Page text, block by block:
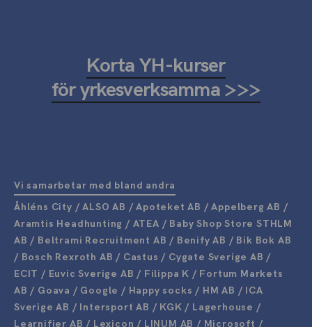
Korta YH-kurser
för yrkesverksamma >>>
Vi samarbetar med bland andra
Åhléns City / ALSO AB / Apoteket AB / Appelberg AB /
Aramtis Headhunting / ATEA / Baby Shop Store STHLM
AB / Beltrami Recruitment AB / Benify AB / Bik Bok AB
/ Bosch Rexroth AB / Castus / Cygate Sverige AB /
ECIT / Euvic Sverige AB / Filippa K / Fortum Markets
AB / Goava / Google / Happy socks / HM AB / ICA
Sverige AB / Intersport AB / KGK / Lagerhouse /
Learnifier AB / Lexicon / LINUM AB / Microsoft /